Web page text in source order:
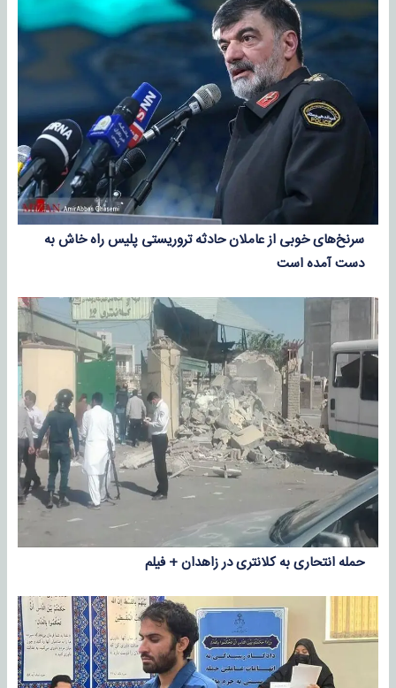
سرنخ‌های خوبی از عاملان حادثه تروریستی پلیس راه خاش به
دست آمده است
حمله انتحاری به کلانتری در زاهدان + فیلم